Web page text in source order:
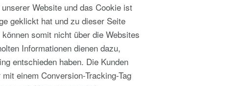
Website und das Cookie ist
geklickt hat und zu dieser Seite
somit nicht über die Websites
Informationen dienen dazu,
entschieden haben. Die Kunden
einem Conversion-Tracking-Tag